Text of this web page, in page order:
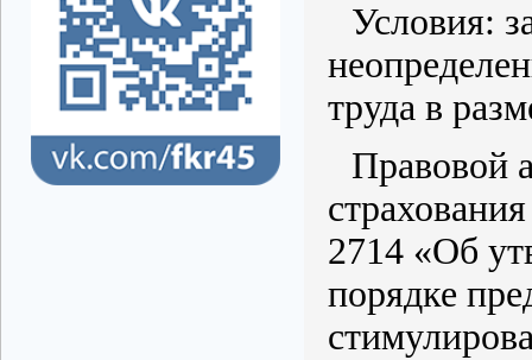
Условия:
труда в
Правовой
2714 «Об
порядке